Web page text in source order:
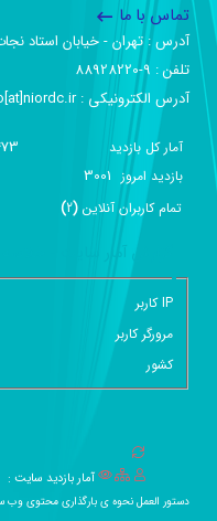
تماس با ما
آدرس :‌ تهران - خیابان استاد
تلفن :‌ 9-88928220
آدرس الکترونیکی :‌ info[at]niordc.ir
آمار کل بازدید
بازديد امروز 3001
تمام کاربران آنلاين (
2
)
IP کاربر
مرورگر کاربر
کشور
آمار بازدید سایت :
دستور العمل نحوه ی بارگذاری محتوی وب